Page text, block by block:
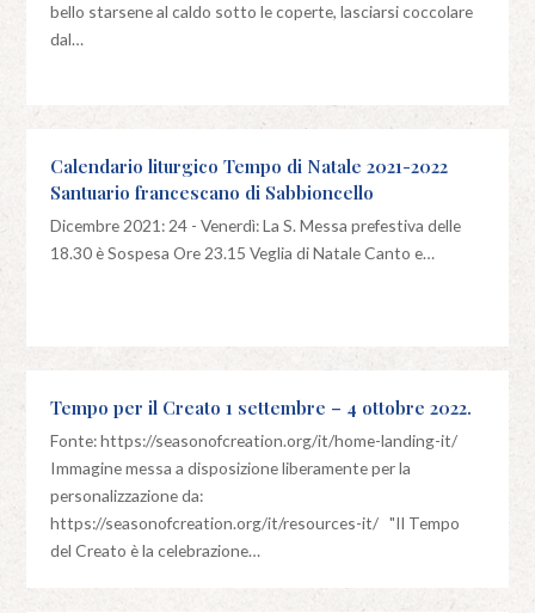
bello starsene al caldo sotto le coperte, lasciarsi coccolare
dal…
Calendario liturgico Tempo di Natale 2021-2022
Santuario francescano di Sabbioncello
Dicembre 2021: 24 - Venerdì: La S. Messa prefestiva delle
18.30 è Sospesa Ore 23.15 Veglia di Natale Canto e…
Tempo per il Creato 1 settembre – 4 ottobre 2022.
Fonte: https://seasonofcreation.org/it/home-landing-it/
Immagine messa a disposizione liberamente per la
personalizzazione da:
https://seasonofcreation.org/it/resources-it/ "Il Tempo
del Creato è la celebrazione…